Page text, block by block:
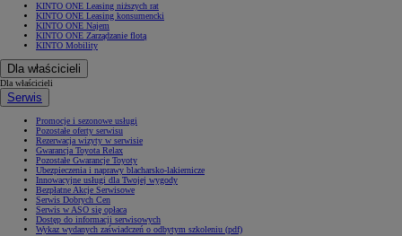
KINTO ONE Leasing niższych rat
KINTO ONE Leasing konsumencki
KINTO ONE Najem
KINTO ONE Zarządzanie flotą
KINTO Mobility
Dla właścicieli
Dla właścicieli
Serwis
Promocje i sezonowe usługi
Pozostałe oferty serwisu
Rezerwacja wizyty w serwisie
Gwarancja Toyota Relax
Pozostałe Gwarancje Toyoty
Ubezpieczenia i naprawy blacharsko-lakiernicze
Innowacyjne usługi dla Twojej wygody
Bezpłatne Akcje Serwisowe
Serwis Dobrych Cen
Serwis w ASO się opłaca
Dostęp do informacji serwisowych
Wykaz wydanych zaświadczeń o odbytym szkoleniu (pdf)